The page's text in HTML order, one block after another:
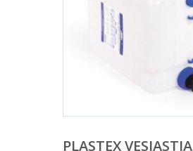
PLASTEX VESIASTIA